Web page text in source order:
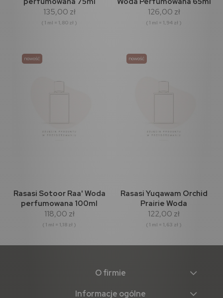
135,00 zł
( 1 ml = 1,80 zł )
126,00 zł
( 1 ml = 1,94 zł )
Rasasi Sotoor Raa' Woda
perfumowana 100ml
118,00 zł
( 1 ml = 1,18 zł )
nowość
Rasasi Yuqawam Orchid
Prairie Woda
perfumowana 75ml
122,00 zł
( 1 ml = 1,63 zł )
nowość
O firmie
Informacje ogólne